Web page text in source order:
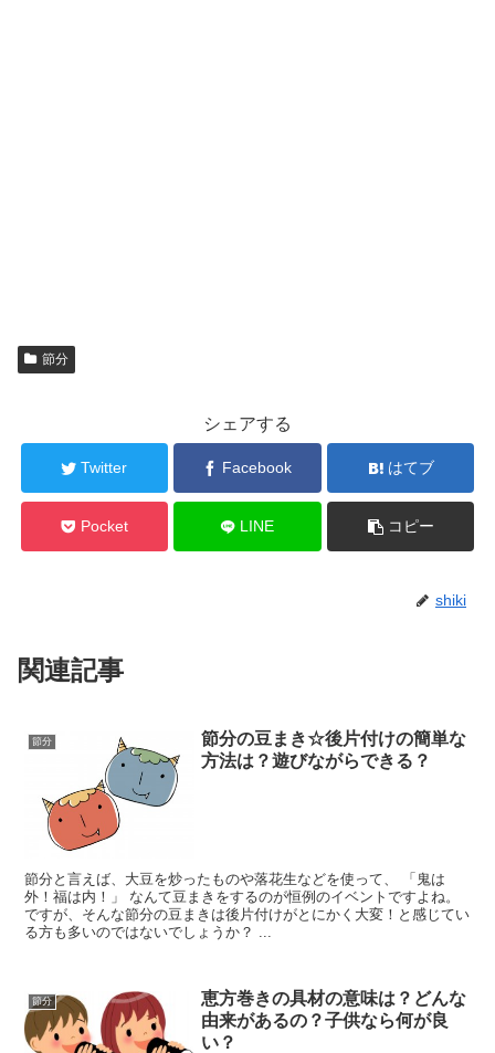
節分
シェアする
Twitter Facebook はてブ
Pocket LINE コピー
shiki
関連記事
節分
節分の豆まき☆後片付けの簡単な
方法は？遊びながらできる？
節分と言えば、大豆を炒ったものや落花生などを使って、 「鬼は
外！福は内！」 なんて豆まきをするのが恒例のイベントですよね。
ですが、そんな節分の豆まきは後片付けがとにかく大変！と感じてい
る方も多いのではないでしょうか？ ...
節分
恵方巻きの具材の意味は？どんな
由来があるの？子供なら何が良
い？